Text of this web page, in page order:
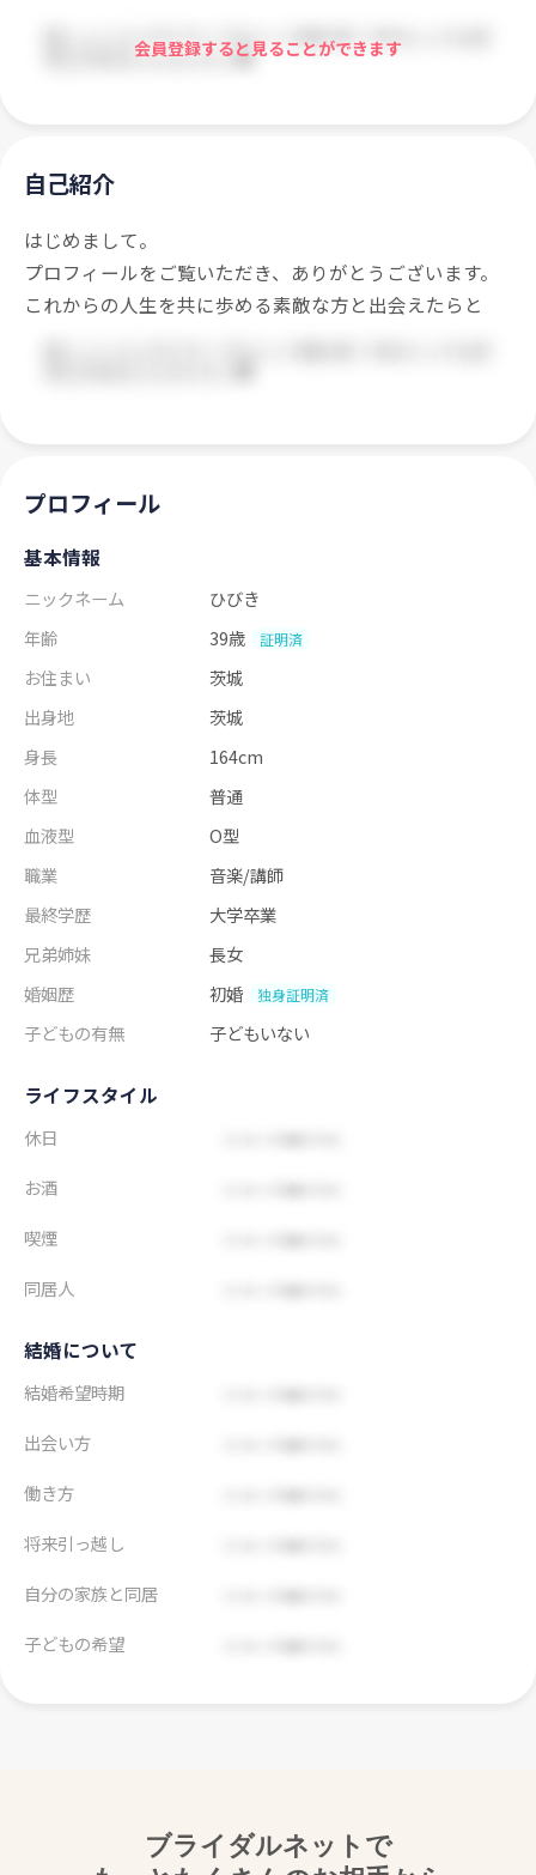
会員登録すると見ることができます
自己紹介
はじめまして。
プロフィールをご覧いただき、ありがとうございます。
これからの人生を共に歩める素敵な方と出会えたらと
プロフィール
基本情報
ニックネーム
ひびき
年齢
39歳 証明済
お住まい
茨城
出身地
茨城
身長
164cm
体型
普通
血液型
O型
職業
音楽/講師
最終学歴
大学卒業
兄弟姉妹
長女
婚姻歴
初婚 独身証明済
子どもの有無 子どもいない
ライフスタイル
休日
お酒
喫煙
同居人
結婚について
結婚希望時期
出会い方
働き方
将来引っ越し
自分の家族と同居
子どもの希望
ブライダルネットで